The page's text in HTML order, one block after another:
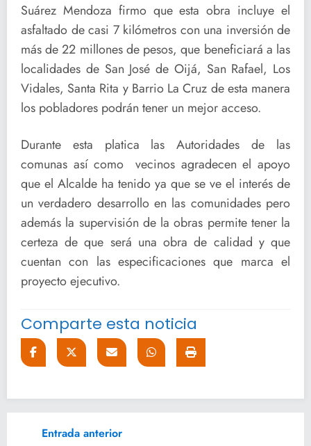
Suárez Mendoza firmo que esta obra incluye el
asfaltado de casi 7 kilómetros con una inversión de
más de 22 millones de pesos, que beneficiará a las
localidades de San José de Oijá, San Rafael, Los
Vidales, Santa Rita y Barrio La Cruz de esta manera
los pobladores podrán tener un mejor acceso.
Durante esta platica las Autoridades de las
comunas así como vecinos agradecen el apoyo
que el Alcalde ha tenido ya que se ve el interés de
un verdadero desarrollo en las comunidades pero
además la supervisión de la obras permite tener la
certeza de que será una obra de calidad y que
cuentan con las especificaciones que marca el
proyecto ejecutivo.
Comparte esta noticia
Entrada anterior